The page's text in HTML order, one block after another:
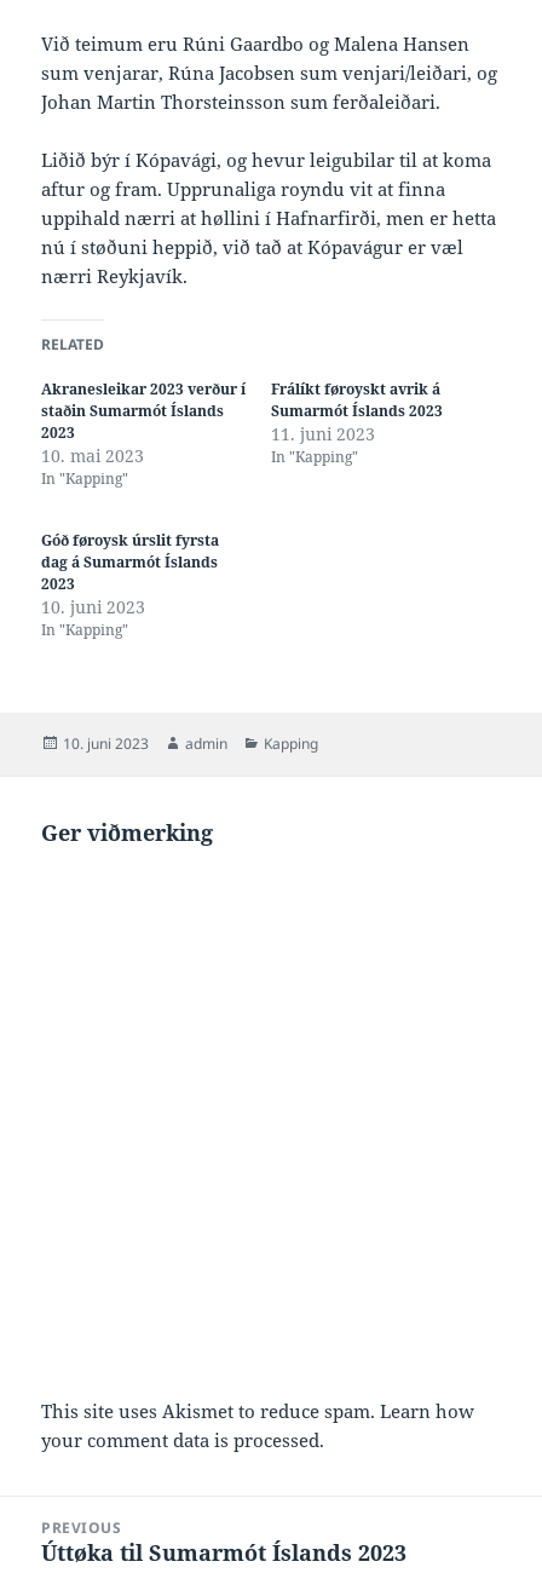
Við teimum eru Rúni Gaardbo og Malena Hansen
sum venjarar, Rúna Jacobsen sum venjari/leiðari, og
Johan Martin Thorsteinsson sum ferðaleiðari.
Liðið býr í Kópavági, og hevur leigubilar til at koma
aftur og fram. Upprunaliga royndu vit at finna
uppihald nærri at høllini í Hafnarfirði, men er hetta
nú í støðuni heppið, við tað at Kópavágur er væl
nærri Reykjavík.
RELATED
Akranesleikar 2023 verður í
staðin Sumarmót Íslands
2023
10. mai 2023
In "Kapping"
Frálíkt føroyskt avrik á
Sumarmót Íslands 2023
11. juni 2023
In "Kapping"
Góð føroysk úrslit fyrsta
dag á Sumarmót Íslands
2023
10. juni 2023
In "Kapping"
Posted
10. juni 2023 Author
admin Categories
Kapping
Ger viðmerking
This site uses Akismet to reduce spam.Learn how
your comment data is processed.
navigation
PREVIOUS
Previous
Úttøka til Sumarmót Íslands 2023